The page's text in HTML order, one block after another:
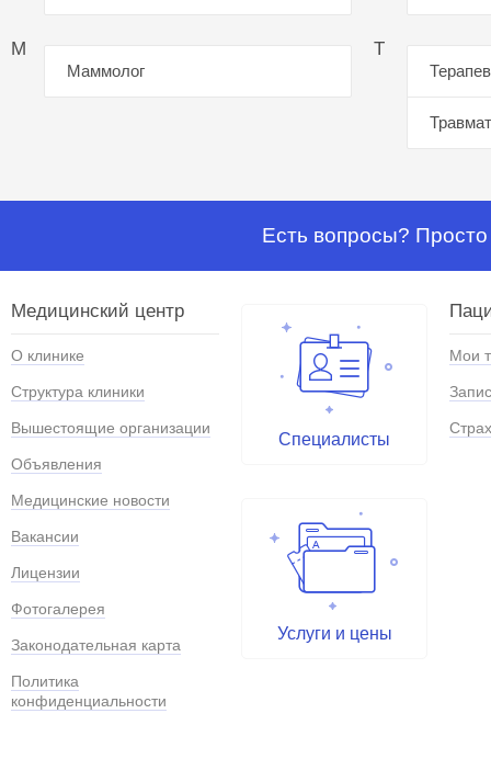
М
Маммолог
Т
Есть вопросы?
Медицинский центр
О клинике
Структура клиники
Вышестоящие организации
Объявления
Медицинские новости
Вакансии
Лицензии
Фотогалерея
Законодательная карта
Политика
конфиденциальности
Специалисты
Услуги и цены
Мои